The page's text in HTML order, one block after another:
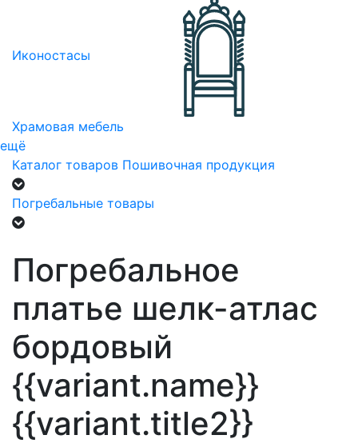
Иконостасы
Храмовая мебель
ещё
Каталог товаров Пошивочная продукция
Погребальные товары
Погребальное
платье шелк-атлас
бордовый
{{variant.name}}
{{variant.title2}}